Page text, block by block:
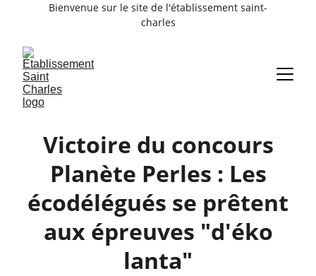
Bienvenue sur le site de l'établissement saint-
charles
Victoire du concours
Planète Perles : Les
écodélégués se prêtent
aux épreuves "d'éko
lanta"